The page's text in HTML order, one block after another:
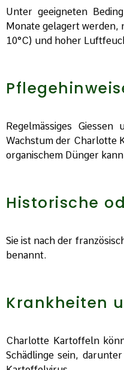
Unter geeigneten
Monate gelagert werden,
10°C) und hoher
Regelmässiges
Wachstum der Charlotte
organischem Dünger
Historische
Sie ist nach der
benannt.
Krankheiten
Charlotte Kartoffeln
Schädlinge sein,